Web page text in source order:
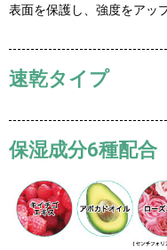
表面を保護し、強度をアッ
速乾タイプ
保湿成分6種配合